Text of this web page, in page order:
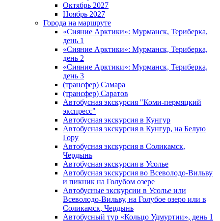
Октябрь 2027
Ноябрь 2027
Города на маршруте
«Сияние Арктики»: Мурманск, Териберка,
день 1
«Сияние Арктики»: Мурманск, Териберка,
день 2
«Сияние Арктики»: Мурманск, Териберка,
день 3
(трансфер) Самара
(трансфер) Саратов
Автобусная экскурсия "Коми-пермяцкий
экспресс"
Автобусная экскурсия в Кунгур
Автобусная экскурсия в Кунгур, на Белую
Гору
Автобусная экскурсия в Соликамск,
Чердынь
Автобусная экскурсия в Усолье
Автобусная экскурсия во Всеволодо-Вильву
и пикник на Голубом озере
Автобусные экскурсии в Усолье или
Всеволодо-Вильву, на Голубое озеро или в
Соликамск, Чердынь
Автобусный тур «Кольцо Удмуртии», день 1